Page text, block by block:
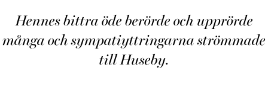
Hennes bittra öde berörde och upprörde
många och sympatiyttringarna strömmade
till Huseby.